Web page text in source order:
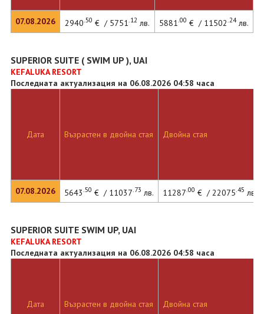
07.08.2026 2940.50 € / 5751.12лв. 5881.00 € / 11502.24лв.
SUPERIOR SUITE ( SWIM UP ), UAI
KEFALUKA RESORT
Последната актуализация на 06.08.2026 04:58 часа
Дата
07.08.2026
Възрастен в двойна стая Двойна стая
5643.50 € / 11037.73 лв. 11287.00 € / 22075.45 лв.
SUPERIOR SUITE SWIM UP, UAI
KEFALUKA RESORT
Последната актуализация на 06.08.2026 04:58 часа
Дата Възрастен в двойна стая Двойна стая